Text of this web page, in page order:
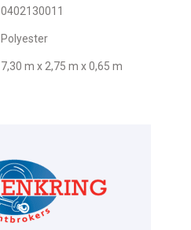
0402130011
Polyester
7,30 m x 2,75 m x 0,65 m